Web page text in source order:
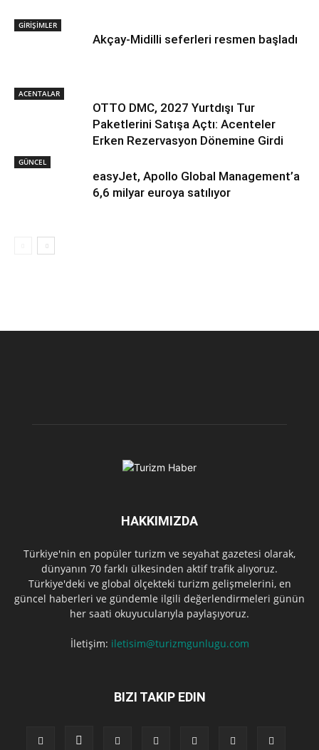
GİRİŞİMLER
Akçay-Midilli seferleri resmen başladı
ACENTALAR
OTTO DMC, 2027 Yurtdışı Tur
Paketlerini Satışa Açtı: Acenteler
Erken Rezervasyon Dönemine Girdi
GÜNCEL
easyJet, Apollo Global Management’a
6,6 milyar euroya satılıyor
HAKKIMIZDA
Türkiye'nin en popüler turizm ve seyahat gazetesi olarak,
dünyanın 70 farklı ülkesinden aktif trafik alıyoruz.
Türkiye'deki ve global ölçekteki turizm gelişmelerini, en
güncel haberleri ve gündemle ilgili değerlendirmeleri günün
her saati okuyucularıyla paylaşıyoruz.
İletişim: iletisim@turizmgunlugu.com
BIZI TAKIP EDIN